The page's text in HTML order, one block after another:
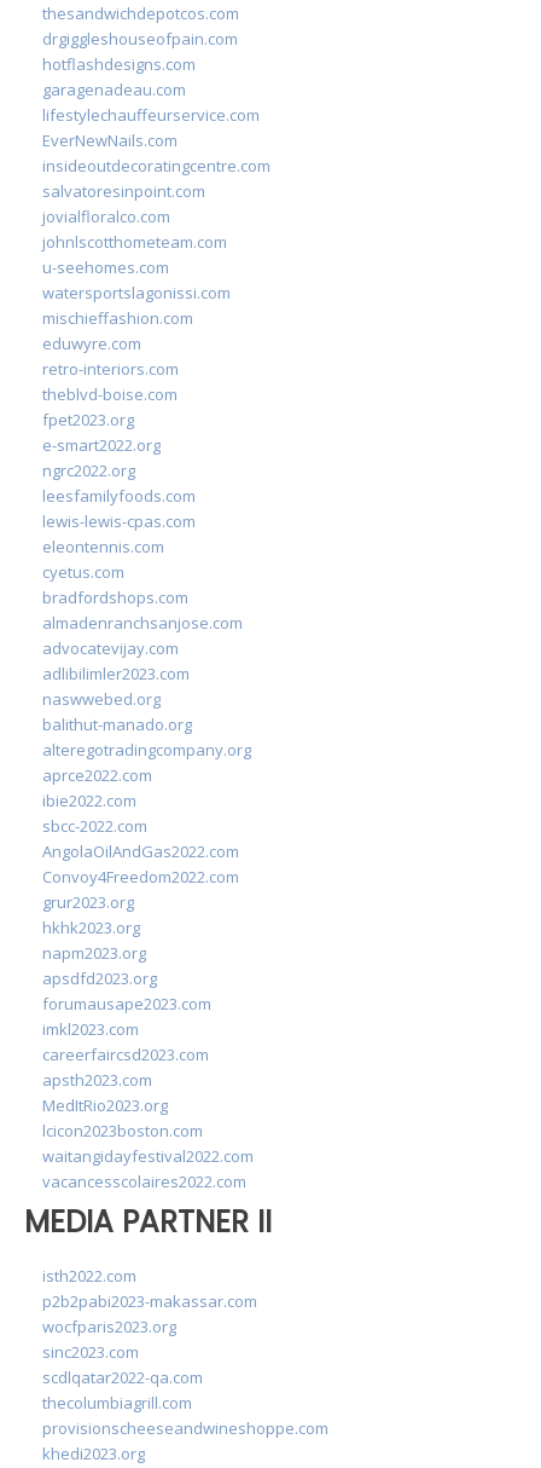
thesandwichdepotcos.com
drgiggleshouseofpain.com
hotflashdesigns.com
garagenadeau.com
lifestylechauffeurservice.com
EverNewNails.com
insideoutdecoratingcentre.com
salvatoresinpoint.com
jovialfloralco.com
johnlscotthometeam.com
u-seehomes.com
watersportslagonissi.com
mischieffashion.com
eduwyre.com
retro-interiors.com
theblvd-boise.com
fpet2023.org
e-smart2022.org
ngrc2022.org
leesfamilyfoods.com
lewis-lewis-cpas.com
eleontennis.com
cyetus.com
bradfordshops.com
almadenranchsanjose.com
advocatevijay.com
adlibilimler2023.com
naswwebed.org
balithut-manado.org
alteregotradingcompany.org
aprce2022.com
ibie2022.com
sbcc-2022.com
AngolaOilAndGas2022.com
Convoy4Freedom2022.com
grur2023.org
hkhk2023.org
napm2023.org
apsdfd2023.org
forumausape2023.com
imkl2023.com
careerfaircsd2023.com
apsth2023.com
MedItRio2023.org
lcicon2023boston.com
waitangidayfestival2022.com
vacancesscolaires2022.com
MEDIA PARTNER II
isth2022.com
p2b2pabi2023-makassar.com
wocfparis2023.org
sinc2023.com
scdlqatar2022-qa.com
thecolumbiagrill.com
provisionscheeseandwineshoppe.com
khedi2023.org